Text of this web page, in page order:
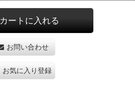
カートに入れる
お問い合わせ
お気に入り登録